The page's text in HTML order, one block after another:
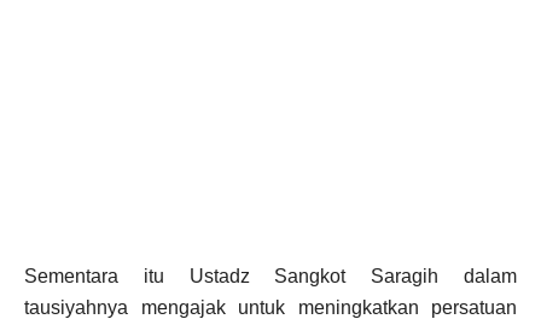
Sementara itu Ustadz Sangkot Saragih dalam
tausiyahnya mengajak untuk meningkatkan persatuan